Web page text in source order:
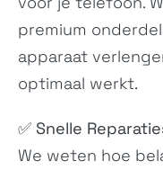
-
premium
apparaat
optimaal werkt.
✅ Snelle
We weten hoe